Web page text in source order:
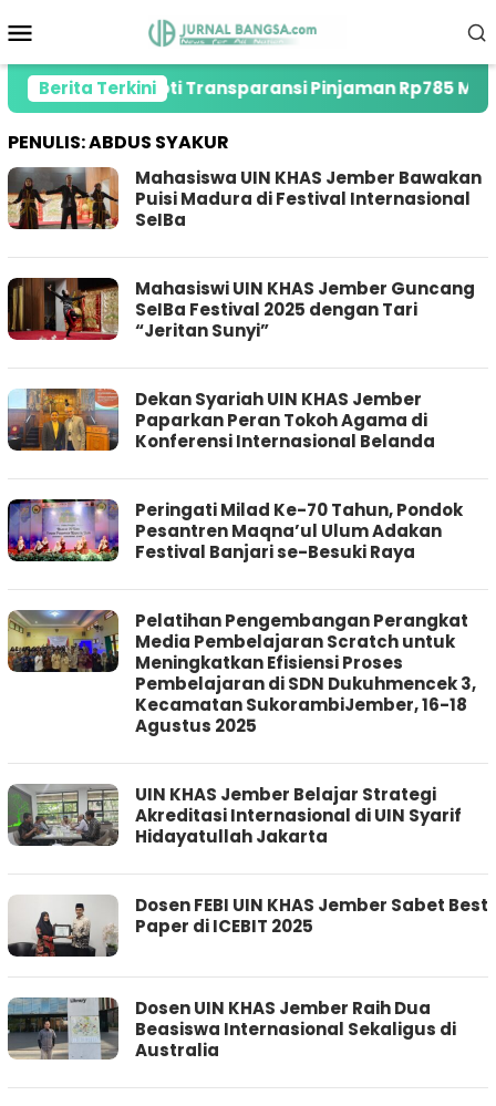
ke
Mobile
Berita Terkini
Soroti Transparansi Pinjaman Rp785 Miliar
PENULIS:ABDUS SYAKUR
Mahasiswa UIN KHAS Jember Bawakan
Puisi Madura di Festival Internasional
SeIBa
Mahasiswi UIN KHAS Jember Guncang
SeIBa Festival 2025 dengan Tari
“Jeritan Sunyi”
Dekan Syariah UIN KHAS Jember
Paparkan Peran Tokoh Agama di
Konferensi Internasional Belanda
Peringati Milad Ke-70 Tahun, Pondok
Pesantren Maqna’ul Ulum Adakan
Festival Banjari se-Besuki Raya
Pelatihan Pengembangan Perangkat
Media Pembelajaran Scratch untuk
Meningkatkan Efisiensi Proses
Pembelajaran di SDN Dukuhmencek 3,
Kecamatan SukorambiJember, 16-18
Agustus 2025
UIN KHAS Jember Belajar Strategi
Akreditasi Internasional di UIN Syarif
Hidayatullah Jakarta
Dosen FEBI UIN KHAS Jember Sabet Best
Paper di ICEBIT 2025
Dosen UIN KHAS Jember Raih Dua
Beasiswa Internasional Sekaligus di
Australia